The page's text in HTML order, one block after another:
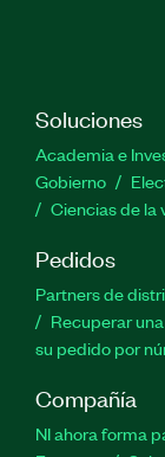
Soluciones
Academia e
Gobierno
Ciencias de la
Pedidos
Partners de
Recuperar
su pedido por
Compañía
NI ahora forma